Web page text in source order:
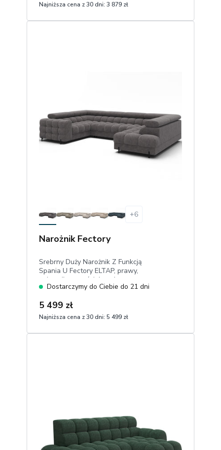
Najniższa cena z 30 dni: 3 879 zł
1
+6
Narożnik Fectory
Srebrny Duży Narożnik Z Funkcją
Spania U Fectory ELTAP, prawy,
pojemnik na pościel, ruchome
zagłówki, wysokie nóżki, elegancki
Dostarczymy do Ciebie do 21 dni
5 499 zł
Najniższa cena z 30 dni: 5 499 zł
1